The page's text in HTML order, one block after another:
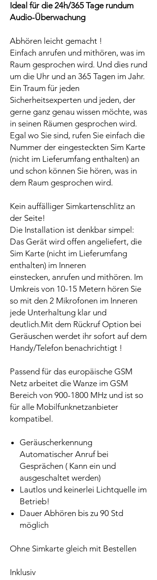
Ideal für die 24h/365 Tage rundum
Audio-Überwachung
Abhören leicht gemacht !
Einfach anrufen und mithören, was im
Raum gesprochen wird. Und dies rund
um die Uhr und an 365 Tagen im Jahr.
Ein Traum für jeden
Sicherheitsexperten und jeden, der
gerne ganz genau wissen möchte, was
in seinen Räumen gesprochen wird.
Egal wo Sie sind, rufen Sie einfach die
Nummer der eingesteckten Sim Karte
(nicht im Lieferumfang enthalten) an
und schon können Sie hören, was in
dem Raum gesprochen wird.
Kein auffälliger Simkartenschlitz an
der Seite!
Die Installation ist denkbar simpel:
Das Gerät wird offen angeliefert, die
Sim Karte (nicht im Lieferumfang
enthalten) im Inneren
einstecken, anrufen und mithören. Im
Umkreis von 10-15 Metern hören Sie
so mit den 2 Mikrofonen im Inneren
jede Unterhaltung klar und
deutlich.Mit dem Rückruf Option bei
Geräuschen werdet ihr sofort auf dem
Handy/Telefon benachrichtigt !
Passend für das europäische GSM
Netz arbeitet die Wanze im GSM
Bereich von 900-1800 MHz und ist so
für alle Mobilfunknetzanbieter
kompatibel.
Geräuscherkennung
Automatischer Anruf bei
Gesprächen ( Kann ein und
ausgeschaltet werden)
Lautlos und keinerlei Lichtquelle im
Betrieb!
Dauer Abhören bis zu 90 Std
möglich
Ohne Simkarte gleich mit Bestellen
Inklusiv